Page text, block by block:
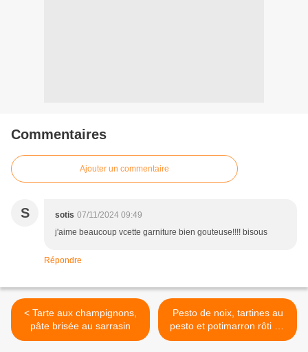
Commentaires
Ajouter un commentaire
S sotis 07/11/2024 09:49
j'aime beaucoup vcette garniture bien gouteuse!!!! bisous
Répondre
< Tarte aux champignons,
pâte brisée au sarrasin
Pesto de noix, tartines au
pesto et potimarron rôti au
four >